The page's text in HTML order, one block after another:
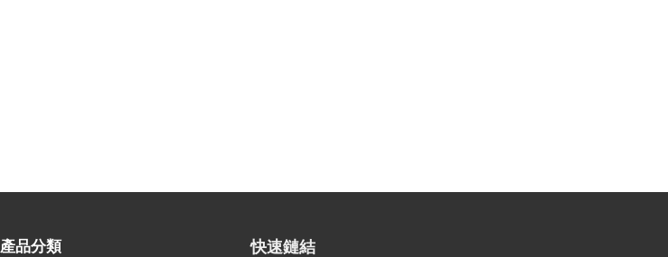
產品分類 快速鏈結